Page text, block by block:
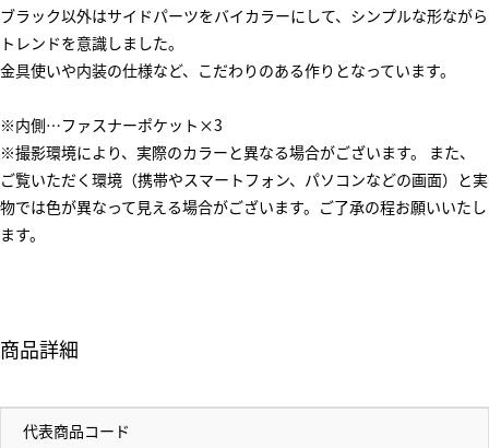
ブラック以外はサイドパーツをバイカラーにして、シンプルな形ながら
トレンドを意識しました。
金具使いや内装の仕様など、こだわりのある作りとなっています。
※内側…ファスナーポケット×3
※撮影環境により、実際のカラーと異なる場合がございます。 また、
ご覧いただく環境（携帯やスマートフォン、パソコンなどの画面）と実
物では色が異なって見える場合がございます。ご了承の程お願いいたし
ます。
商品詳細
代表商品コード